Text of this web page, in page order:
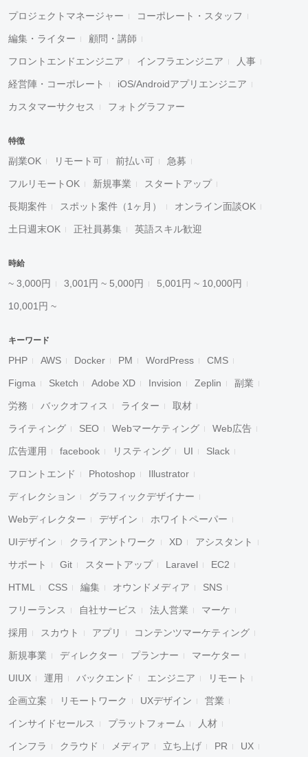
プロジェクトマネージャー コーポレート・スタッフ
編集・ライター 顧問・講師
フロントエンドエンジニア インフラエンジニア 人事
経営陣・コーポレート iOS/Androidアプリエンジニア
カスタマーサクセス フォトグラファー
特徴
副業OK リモート可 前払い可 急募
フルリモートOK 新規事業 スタートアップ
長期案件 スポット案件（1ヶ月） オンライン面談OK
土日週末OK 正社員募集 英語スキル歓迎
時給
~ 3,000円 3,001円 ~ 5,000円 5,001円 ~ 10,000円
10,001円 ~
キーワード
PHP AWS Docker PM WordPress CMS
Figma Sketch Adobe XD Invision Zeplin 副業
労務 バックオフィス ライター 取材
ライティング SEO Webマーケティング Web広告
広告運用 facebook リスティング UI Slack
フロントエンド Photoshop Illustrator
ディレクション グラフィックデザイナー
Webディレクター デザイン ホワイトペーパー
UIデザイン クライアントワーク XD アシスタント
サポート Git スタートアップ Laravel EC2
HTML CSS 編集 オウンドメディア SNS
フリーランス 自社サービス 法人営業 マーケ
採用 スカウト アプリ コンテンツマーケティング
新規事業 ディレクター プランナー マーケター
UIUX 運用 バックエンド エンジニア リモート
企画立案 リモートワーク UXデザイン 営業
インサイドセールス プラットフォーム 人材
インフラ クラウド メディア 立ち上げ PR UX